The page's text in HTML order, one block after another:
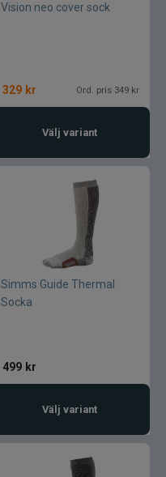
Vision neo cover sock
329 kr Ord. pris 349 kr
Välj variant
Simms Guide Thermal
Socka
499 kr
Välj variant